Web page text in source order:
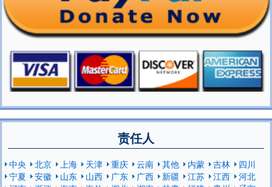
责任人
中央 北京 上海 天津 重庆 云南 其他 内蒙 吉林
四川
宁夏
安徽 山东 山西 广东 广西 新疆 江苏 江西
河北